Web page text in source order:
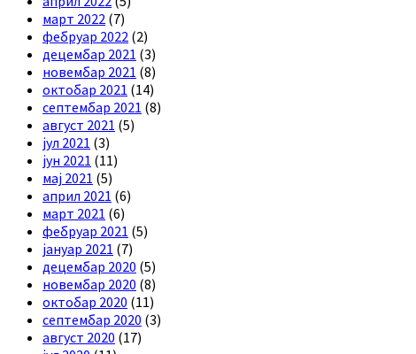
март 2022 (7)
фебруар 2022 (2)
децембар 2021 (3)
новембар 2021 (8)
октобар 2021 (14)
септембар 2021 (8)
август 2021 (5)
јул 2021 (3)
јун 2021 (11)
мај 2021 (5)
април 2021 (6)
март 2021 (6)
фебруар 2021 (5)
јануар 2021 (7)
децембар 2020 (5)
новембар 2020 (8)
октобар 2020 (11)
септембар 2020 (3)
август 2020 (17)